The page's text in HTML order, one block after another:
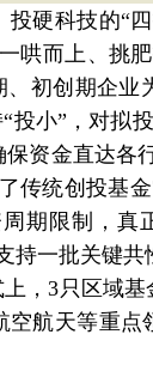
硬科技的“
哄而上、挑
初创期企
投小”，对拟
资金直达各
传统创投基
期限制，真
持一批关键
，3只区域
航天等重点